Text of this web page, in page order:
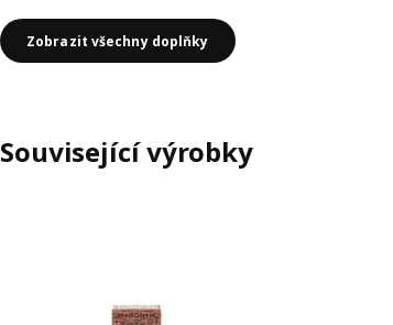
Zobrazit všechny doplňky
Související výrobky